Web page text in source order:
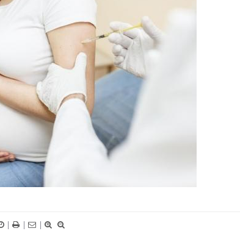
| | |
Fortes chaleurs : pourquoi
le risque de noyade
grimpe-t-il ?
Le Viagra pourrait-il freiner
la propagation du cancer ?